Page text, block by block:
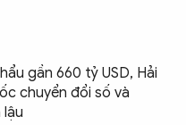
gần 660 tỷ USD, Hải
chuyển đổi số và